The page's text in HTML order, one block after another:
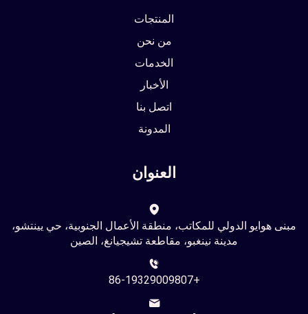
المنتجات
من نحن
الخدمات
الأخبار
اتصل بنا
المدونة
العنوان
مبنى هوايو الدولي للمكاتب، منطقة الأعمال الجنوبية، حي يينتشو،
مدينة نينغبو، مقاطعة تشيجيانغ، الصين
+86-19329009807